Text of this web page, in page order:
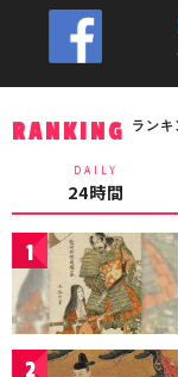
RANKING ランキ
DAILY
24時間
1
2